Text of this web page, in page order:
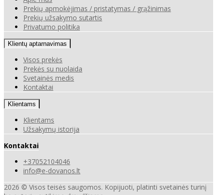
Prekių apmokėjimas / pristatymas / grąžinimas
Prekių užsakymo sutartis
Privatumo politika
Klientų aptarnavimas
Visos prekės
Prekės su nuolaida
Svetainės medis
Kontaktai
Klientams
Klientams
Užsakymų istorija
Kontaktai
+37052104046
info@e-dovanos.lt
2026 © Visos teisės saugomos. Kopijuoti, platinti svetainės turinį